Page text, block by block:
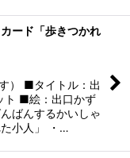
ード「歩きつかれ
） ■タイトル：出
ト ■絵：出口かず
ばんするかいしゃ
小人」 ・…